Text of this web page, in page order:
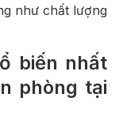
như chất lượng
biến nhất
phòng tại